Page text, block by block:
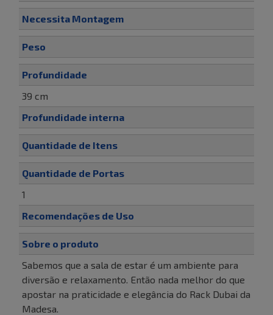
Necessita Montagem
Peso
Profundidade
39 cm
Profundidade interna
Quantidade de Itens
Quantidade de Portas
1
Recomendações de Uso
Sobre o produto
Sabemos que a sala de estar é um ambiente para
diversão e relaxamento. Então nada melhor do que
apostar na praticidade e elegância do Rack Dubai da
Madesa.